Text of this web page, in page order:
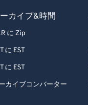
カイブ&時間
に Zip
に EST
に EST
カイブコンバーター